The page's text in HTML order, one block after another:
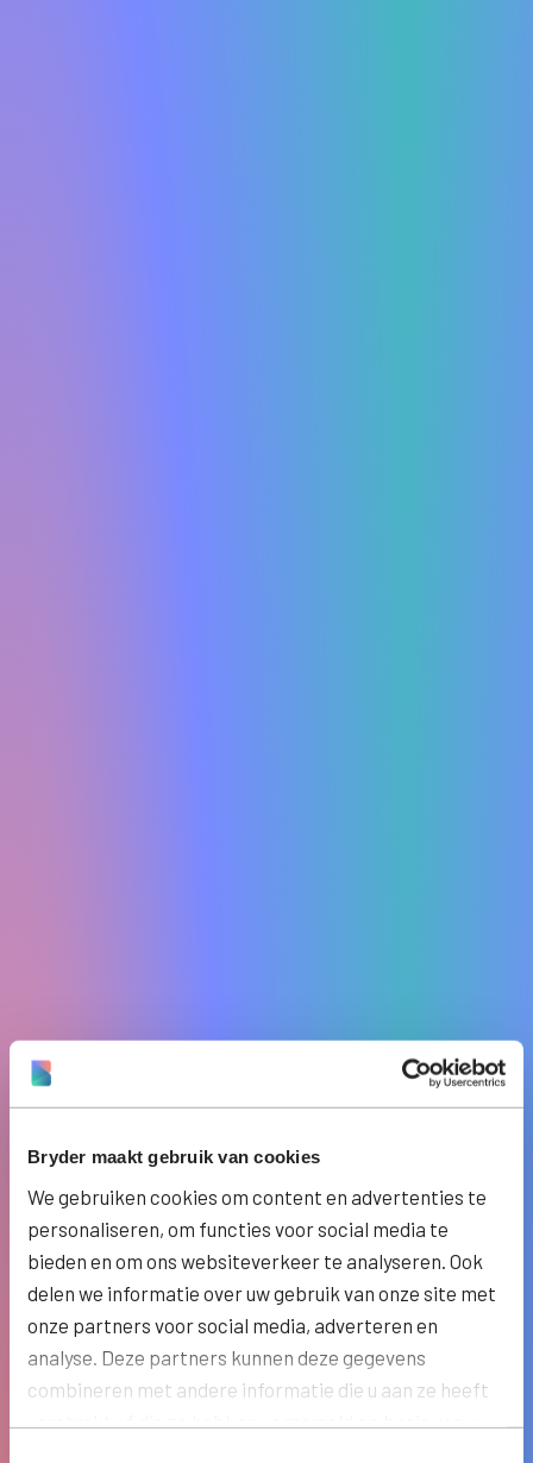
Bryder maakt gebruik van cookies
We gebruiken cookies om content en advertenties te
personaliseren, om functies voor social media te
bieden en om ons websiteverkeer te analyseren. Ook
delen we informatie over uw gebruik van onze site met
onze partners voor social media, adverteren en
analyse. Deze partners kunnen deze gegevens
combineren met andere informatie die u aan ze heeft